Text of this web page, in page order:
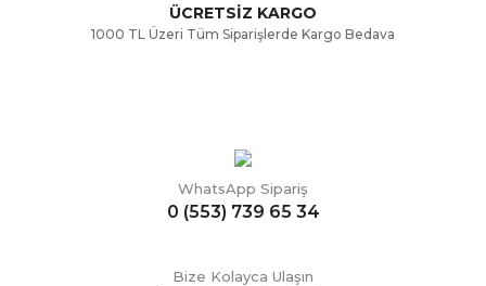
Gönder
ÜCRETSİZ KARGO
1000 TL Üzeri Tüm Siparişlerde Kargo Bedava
WhatsApp Sipariş
0 (553) 739 65 34
Bize Kolayca Ulaşın